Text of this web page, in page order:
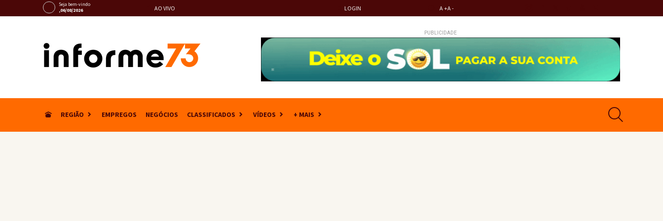
Seja bem-vindo
,06/08/2026
AO VIVO LOGIN A +A -
PUBLICIDADE
REGIÃO EMPREGOS NEGÓCIOS CLASSIFICADOS VÍDEOS + MAIS